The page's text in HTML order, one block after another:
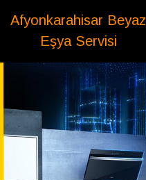
Afyonkarahisar Beyaz
Eşya Servisi